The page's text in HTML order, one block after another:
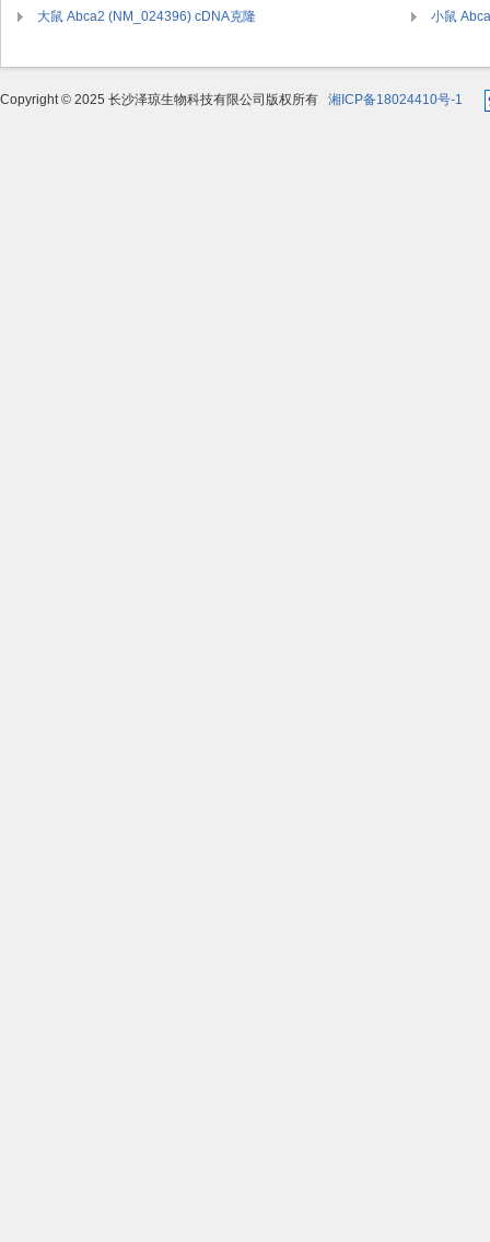
大鼠 Abca2 (NM_024396) cDNA克隆 小鼠
Copyright © 2025 长沙泽琼生物科技有限公司版权所有 湘ICP备18024410号-1